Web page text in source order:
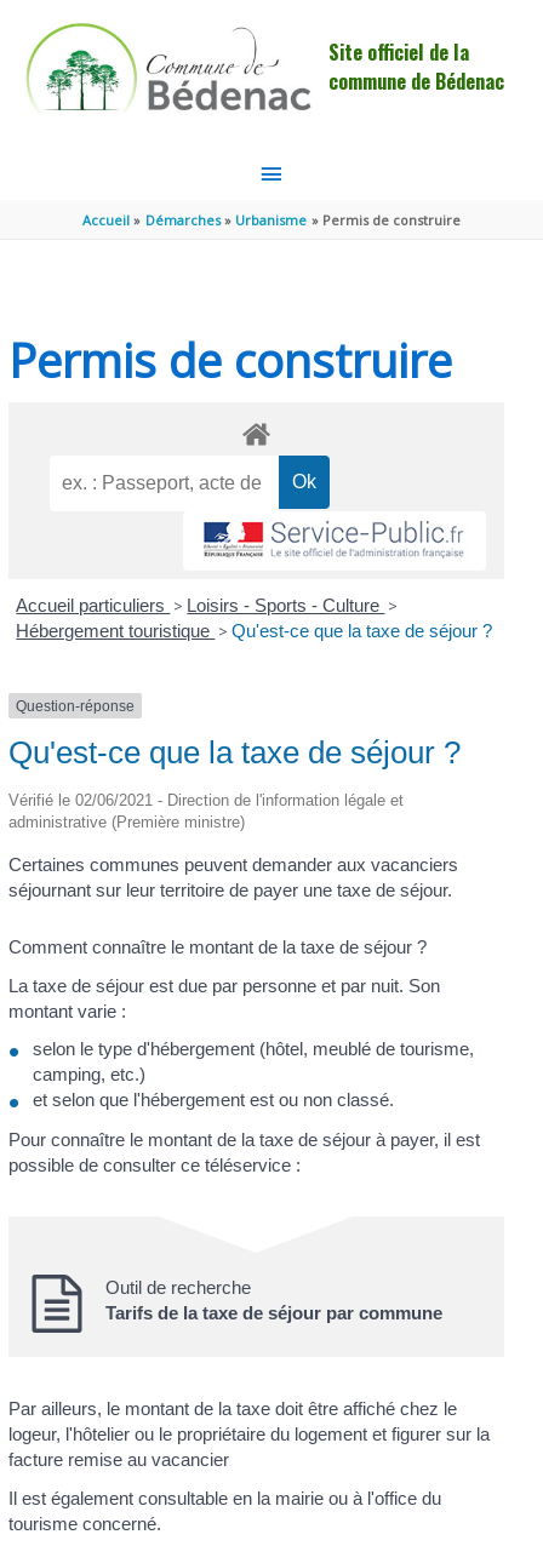
Site officiel de la
commune de Bédenac
MENU
PRINCIPAL
Accueil Démarches Urbanisme Permis de construire
Permis de construire
Accueil particuliers > Loisirs - Sports - Culture >
Hébergement touristique > Qu'est-ce que la taxe de séjour ?
Question-réponse
Qu'est-ce que la taxe de séjour ?
Vérifié le 02/06/2021 - Direction de l'information légale et
administrative (Première ministre)
Certaines communes peuvent demander aux vacanciers
séjournant sur leur territoire de payer une taxe de séjour.
Comment connaître le montant de la taxe de séjour ?
La taxe de séjour est due par personne et par nuit. Son
montant varie :
selon le type d'hébergement (hôtel, meublé de tourisme,
camping, etc.)
et selon que l'hébergement est ou non classé.
Pour connaître le montant de la taxe de séjour à payer, il est
possible de consulter ce téléservice :
Outil de recherche
Tarifs de la taxe de séjour par commune
Par ailleurs, le montant de la taxe doit être affiché chez le
logeur, l'hôtelier ou le propriétaire du logement et figurer sur la
facture remise au vacancier
Il est également consultable en la mairie ou à l'office du
tourisme concerné.